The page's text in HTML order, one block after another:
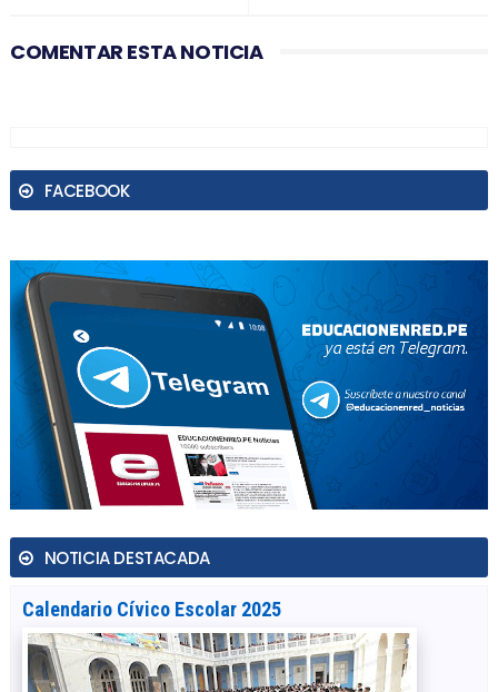
COMENTAR ESTA NOTICIA
FACEBOOK
NOTICIA DESTACADA
Calendario Cívico Escolar 2025